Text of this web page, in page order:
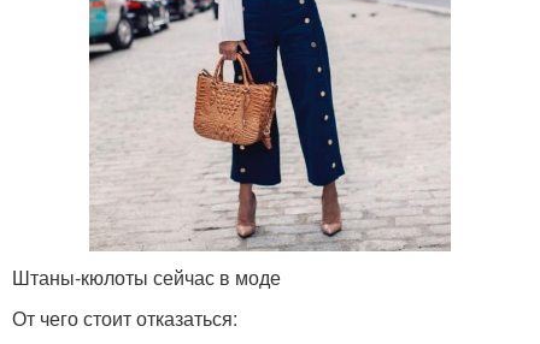
Штаны-кюлоты сейчас в моде
От чего стоит отказаться: